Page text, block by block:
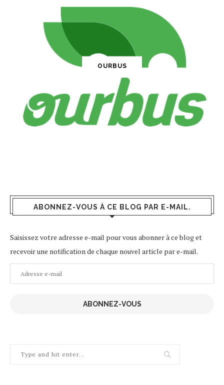
OURBUS
ABONNEZ-VOUS À CE BLOG PAR E-MAIL.
Saisissez votre adresse e-mail pour vous abonner à ce blog et
recevoir une notification de chaque nouvel article par e-mail.
Adresse
e-
ABONNEZ-VOUS